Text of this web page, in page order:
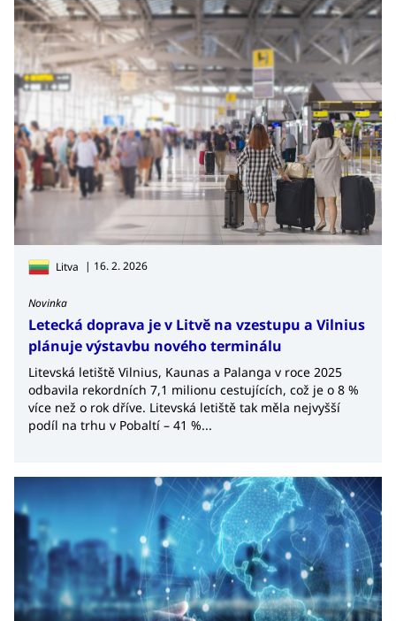
Litva | 16. 2. 2026
Novinka
Letecká doprava je v Litvě na vzestupu a Vilnius
plánuje výstavbu nového terminálu
Litevská letiště Vilnius, Kaunas a Palanga v roce 2025
odbavila rekordních 7,1 milionu cestujících, což je o 8 %
více než o rok dříve. Litevská letiště tak měla nejvyšší
podíl na trhu v Pobaltí – 41 %...